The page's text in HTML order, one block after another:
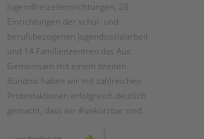
Jugendfreizeiteinrichtungen, 28
Einrichtungen der schul- und
berufsbezogenen Jugendsozialarbeit
und 14 Familienzentren das Aus.
Gemeinsam mit einem breiten
Bündnis haben wir mit zahlreichen
Protestaktionen erfolgreich deutlich
gemacht, dass wir #unkürzbar sind.